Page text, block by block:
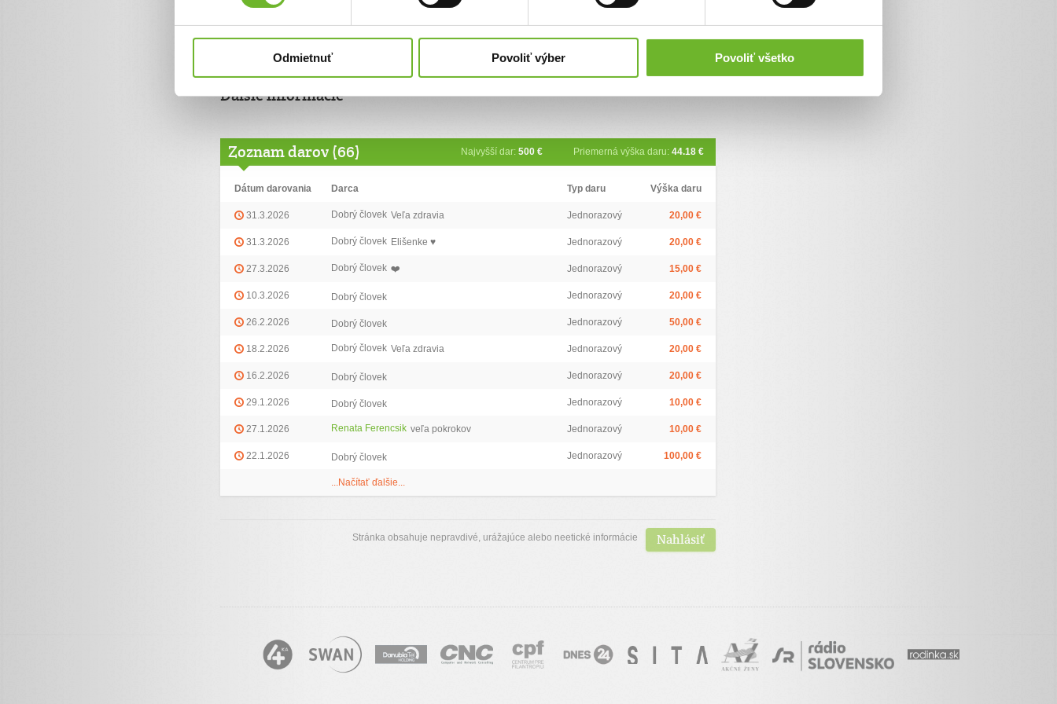
Odmietnuť Povoliť výber Povoliť všetko
Ďalšie informácie
Zoznam darov (66) Najvyšší dar: 500 € Priemerná výška daru: 44.18 €
Dátum darovania Darca Typ daru Výška daru
31.3.2026 Dobrý človek Veľa zdravia Jednorazový 20,00 €
31.3.2026 Dobrý človek Elišenke ♥️ Jednorazový 20,00 €
27.3.2026 Dobrý človek ❤️ Jednorazový 15,00 €
10.3.2026 Dobrý človek Jednorazový 20,00 €
26.2.2026 Dobrý človek Jednorazový 50,00 €
18.2.2026 Dobrý človek Veľa zdravia Jednorazový 20,00 €
16.2.2026 Dobrý človek Jednorazový 20,00 €
29.1.2026 Dobrý človek Jednorazový 10,00 €
27.1.2026 Renata Ferencsik veľa pokrokov Jednorazový 10,00 €
22.1.2026 Dobrý človek Jednorazový 100,00 €
...Načítať ďalšie...
Nahlásiť
Stránka obsahuje nepravdivé, urážajúce alebo neetické informácie